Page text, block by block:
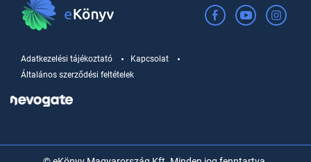
Adatkezelési tájékoztató
Kapcsolat
Általános szerződési feltételek